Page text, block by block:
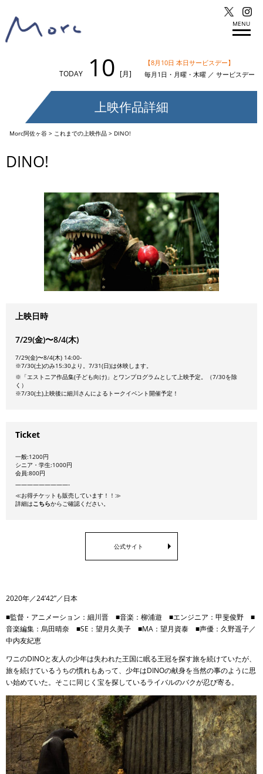
MENU
TODAY 10 [月]
【8月10日 本日サービスデー】
毎月1日・月曜・木曜 ／ サービスデー
上映作品詳細
Morc阿佐ヶ谷> これまでの上映作品> DINO!
DINO!
上映日時
7/29(金)〜8/4(木)
7/29(金)〜8/4(木) 14:00-
※7/30(土)のみ15:30より。7/31(日)は休映します。
※「エストニア作品集(子ども向け)」とワンプログラムとして上映予定。（7/30を除
く）
※7/30(土)上映後に細川さんによるトークイベント開催予定！
Ticket
一般:1200円
シニア・学生:1000円
会員:800円
—————————-
≪お得チケットも販売しています！！≫
詳細はこちらからご確認ください。
公式サイト
2020年／24’42”／日本
■監督・アニメーション：細川晋 ■音楽：柳浦遊 ■エンジニア：甲斐俊野 ■
音楽編集：烏田晴奈 ■SE：望月久美子 ■MA：望月資泰 ■声優：久野遥子／
中内友紀恵
ワニのDINOと友人の少年は失われた王国に眠る王冠を探す旅を続けていたが、
旅を続けているうちの慣れもあって、少年はDINOの献身を当然の事のように思
い始めていた。そこに同じく宝を探しているライバルのバクが忍び寄る。